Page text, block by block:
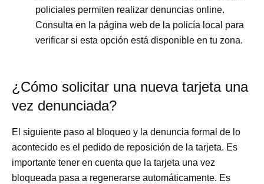
policiales permiten realizar denuncias online.
Consulta en la página web de la policía local para
verificar si esta opción está disponible en tu zona.
¿Cómo solicitar una nueva tarjeta una
vez denunciada?
El siguiente paso al bloqueo y la denuncia formal de lo
acontecido es el pedido de reposición de la tarjeta. Es
importante tener en cuenta que la tarjeta una vez
bloqueada pasa a regenerarse automáticamente. Es